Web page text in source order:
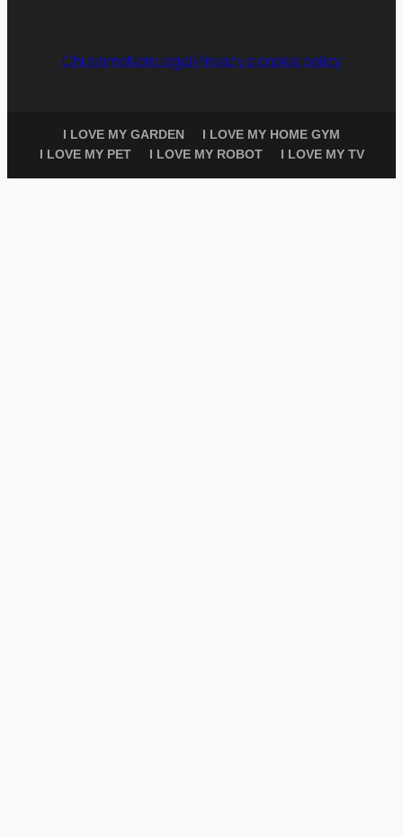
Chi siamoNote legaliPrivacy e cookie policy
I LOVE MY GARDEN
I LOVE MY HOME GYM
I LOVE MY PET
I LOVE MY ROBOT I LOVE MY TV